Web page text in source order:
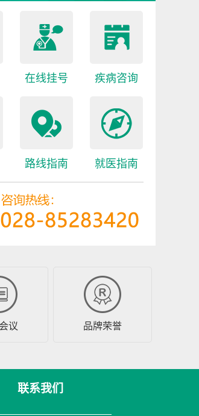
癫...[详细]
预约挂号 在线咨询
在线挂号 疾病咨询
路线指南 就医指南
议 品牌荣誉
联系我们